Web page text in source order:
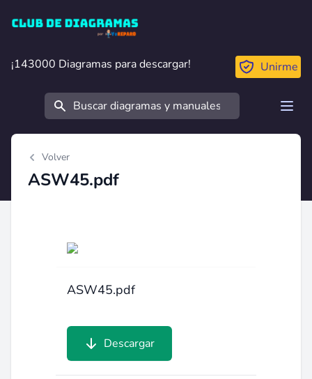
Club de Diagramas
¡143000 Diagramas para descargar!
¡143000 Diagramas para descargar! Unirme
Buscar
Volver
ASW45.pdf
ASW45.pdf
Descargar